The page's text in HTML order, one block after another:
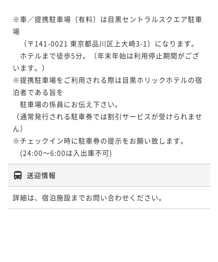
朝食付き 現地決済可 事前決済可
IN 15:00 - 24:45 OUT11:00
¥71,740~
2名 ¥ 66,718 ~
※車／提携駐車場（有料）は目黒セントラルスクエア駐車
場
（〒141-0021 東京都品川区上大崎3-1）になります。
ホテルまで徒歩5分。（年末年始は利用停止期間がござ
います。）
※提携駐車場をご利用される際は目黒ホリックホテルの宿
泊者である旨を
駐車場の係員にお伝え下さい。
（通常発行される駐車券では割引サービスが受けられませ
ん）
※チェックイン時に駐車券の提示をお願い致します。
送迎情報
詳細は、宿泊施設までお問い合わせください。